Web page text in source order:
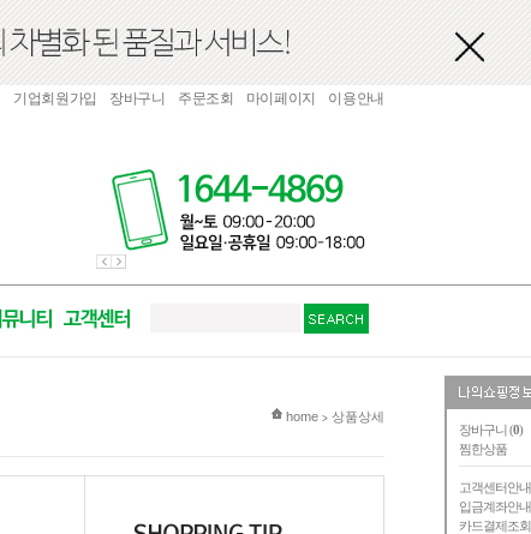
장바구니 (0)
찜한상품
고객센터안내
입금계좌안내
카드결제조회
기업회원가입 장바구니 주문조회 마이페이지 이용안내
현재 위치
home > 상품상세